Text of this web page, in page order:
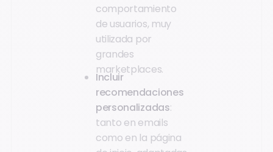
comportamiento
de usuarios, muy
utilizada por
grandes
marketplaces.
Incluir
recomendaciones
personalizadas:
tanto en emails
como en la página